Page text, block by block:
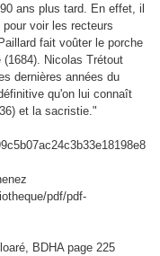
ans plus tard. En effet, il
voir les recteurs
fait voûter le porche
Nicolas Trétout
dernières années du
qu'on lui connaît
et la sacristie."
pdf/pdf-
BDHA page 225